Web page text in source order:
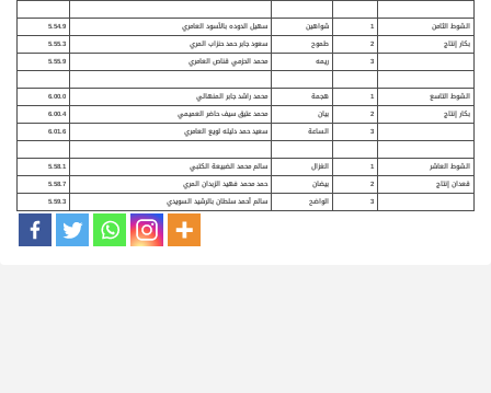
الشوط الثامن 1 شواهين سهيل الدوده بالأسود العامري
5.54.9
بكار إنتاج
2 طموح سعود جابر حمد حنزاب المري
5.55.3
3
ريمه محمد الحزمي قناص العامري 5.55.9
الشوط التاسع 1 هجمة محمد راشد جابر المنهالي
6.00.0
بكار إنتاج
2 بيان محمد عتيق سيف حاضر العميمي
6.00.4
3
الساعة سعيد حمد دليله لويع العامري 6.01.6
الشوط العاشر 1 الغزال سالم محمد الضبيعة الكتبي
5.58.1
قعدان إنتاج
2 بيضان حمد محمد فهيد الزبدان المري
5.58.7
3
الواضح سالم أحمد سلطان بالرشيد السويدي 5.59.3